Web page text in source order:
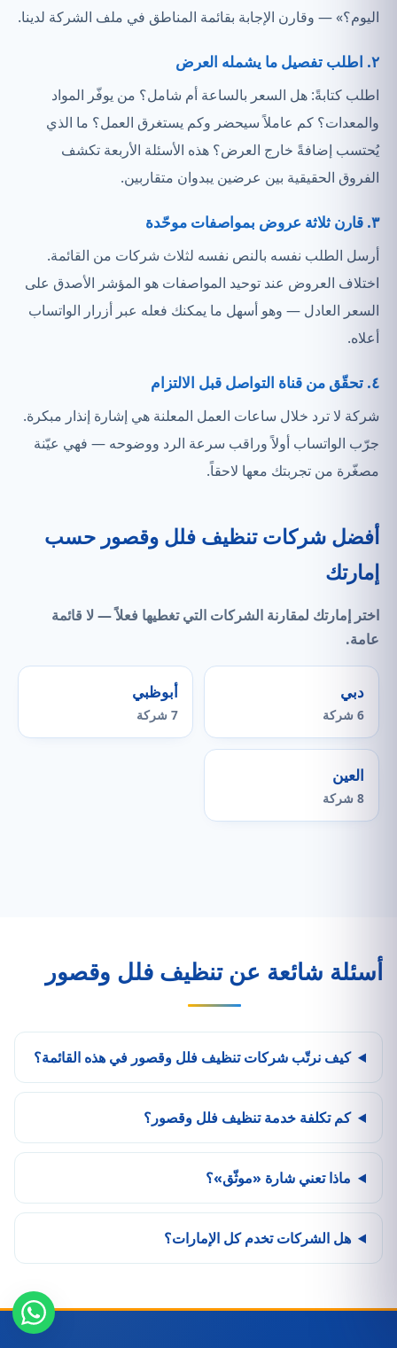
اليوم؟» — وقارن الإجابة بقائمة المناطق في ملف الشركة لدينا.
٢. اطلب تفصيل ما يشمله العرض
اطلب كتابةً: هل السعر بالساعة أم شامل؟ من يوفّر المواد
والمعدات؟ كم عاملاً سيحضر وكم يستغرق العمل؟ ما الذي
يُحتسب إضافةً خارج العرض؟ هذه الأسئلة الأربعة تكشف
الفروق الحقيقية بين عرضين يبدوان متقاربين.
٣. قارن ثلاثة عروض بمواصفات موحّدة
أرسل الطلب نفسه بالنص نفسه لثلاث شركات من القائمة.
اختلاف العروض عند توحيد المواصفات هو المؤشر الأصدق على
السعر العادل — وهو أسهل ما يمكنك فعله عبر أزرار الواتساب
أعلاه.
٤. تحقّق من قناة التواصل قبل الالتزام
شركة لا ترد خلال ساعات العمل المعلنة هي إشارة إنذار مبكرة.
جرّب الواتساب أولاً وراقب سرعة الرد ووضوحه — فهي عيّنة
مصغّرة من تجربتك معها لاحقاً.
أفضل شركات تنظيف فلل وقصور حسب
إمارتك
اختر إمارتك لمقارنة الشركات التيتغطيها فعلاً— لا قائمة
عامة.
دبي
6 شركة
أبوظبي
7 شركة
العين
8 شركة
أسئلة شائعة عن تنظيف فلل وقصور
كيف نرتّب شركات تنظيف فلل وقصور في هذه القائمة؟
كم تكلفة خدمة تنظيف فلل وقصور؟
ماذا تعني شارة «موثّق»؟
هل الشركات تخدم كل الإمارات؟